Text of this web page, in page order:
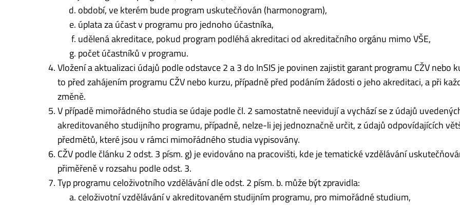
období, ve kterém bude program uskutečňován (harmonogram),
úplata za účast v programu pro jednoho účastníka,
udělená akreditace, pokud program podléhá akreditaci od akreditačního orgánu mimo VŠE,
počet účastníků v programu.
Vložení a aktualizaci údajů podle odstavce 2 a 3 do InSIS je povinen zajistit garant programu CŽV nebo
to před zahájením programu CŽV nebo kurzu, případně před podáním žádosti o jeho akreditaci, a při
změně.
V případě mimořádného studia se údaje podle čl. 2 samostatně neevidují a vychází se z údajů
akreditovaného studijního programu, případně, nelze-li jej jednoznačně určit, z údajů odpovídajících
předmětů, které jsou v rámci mimořádného studia vypisovány.
CŽV podle článku 2 odst. 3 písm. g) je evidováno na pracovišti, kde je tematické vzdělávání
přiměřeně v rozsahu podle odst. 3.
Typ programu celoživotního vzdělávání dle odst. 2 písm. b. může být zpravidla:
celoživotní vzdělávání v akreditovaném studijním programu, pro mimořádné studium,